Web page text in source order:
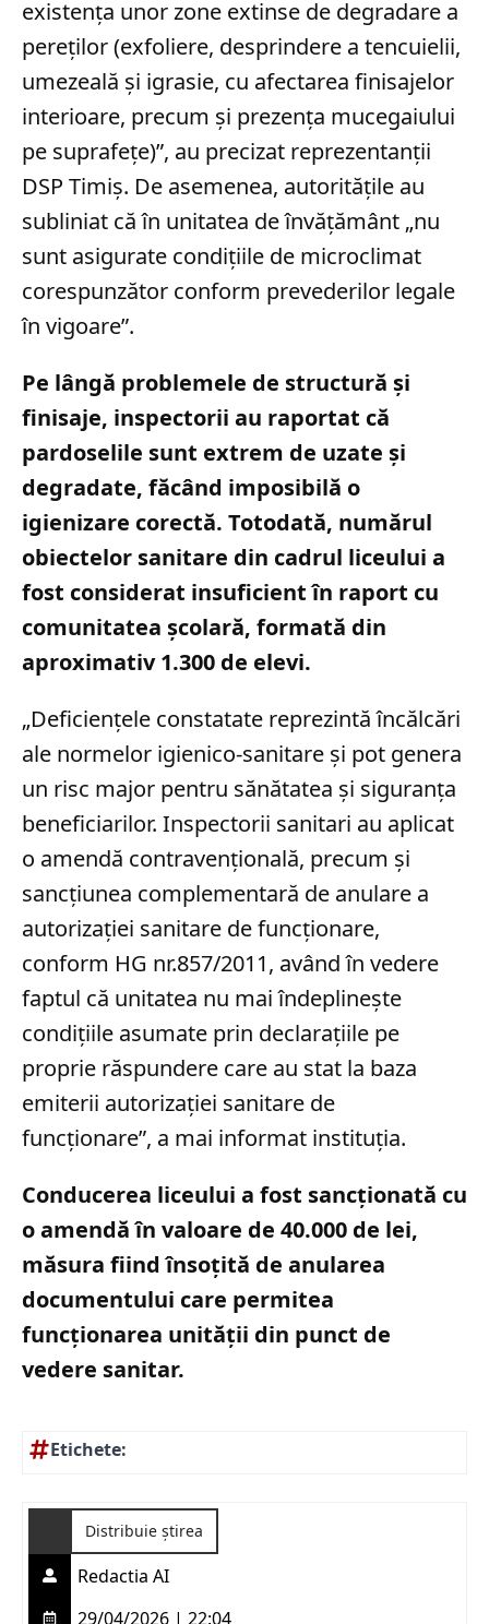
existenţa unor zone extinse de degradare a
pereţilor (exfoliere, desprindere a tencuielii,
umezeală şi igrasie, cu afectarea finisajelor
interioare, precum şi prezenţa mucegaiului
pe suprafeţe)”, au precizat reprezentanții
DSP Timiș. De asemenea, autoritățile au
subliniat că în unitatea de învățământ „nu
sunt asigurate condiţiile de microclimat
corespunzător conform prevederilor legale
în vigoare”.
Pe lângă problemele de structură și
finisaje, inspectorii au raportat că
pardoselile sunt extrem de uzate și
degradate, făcând imposibilă o
igienizare corectă. Totodată, numărul
obiectelor sanitare din cadrul liceului a
fost considerat insuficient în raport cu
comunitatea școlară, formată din
aproximativ 1.300 de elevi.
„Deficienţele constatate reprezintă încălcări
ale normelor igienico-sanitare şi pot genera
un risc major pentru sănătatea şi siguranţa
beneficiarilor. Inspectorii sanitari au aplicat
o amendă contravenţională, precum şi
sancţiunea complementară de anulare a
autorizaţiei sanitare de funcţionare,
conform HG nr.857/2011, având în vedere
faptul că unitatea nu mai îndeplineşte
condiţiile asumate prin declaraţiile pe
proprie răspundere care au stat la baza
emiterii autorizaţiei sanitare de
funcţionare”, a mai informat instituția.
Conducerea liceului a fost sancționată cu
o amendă în valoare de 40.000 de lei,
măsura fiind însoțită de anularea
documentului care permitea
funcționarea unității din punct de
vedere sanitar.
Etichete:
Distribuie știrea
Redactia AI
29/04/2026 | 22:04